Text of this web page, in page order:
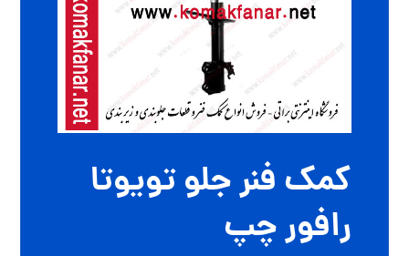
کمک فنر جلو تویوتا
رافور چپ